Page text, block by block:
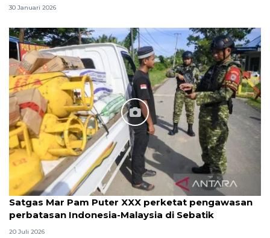
30 Januari 2026
Satgas Mar Pam Puter XXX perketat pengawasan
perbatasan Indonesia-Malaysia di Sebatik
20 Juli 2026